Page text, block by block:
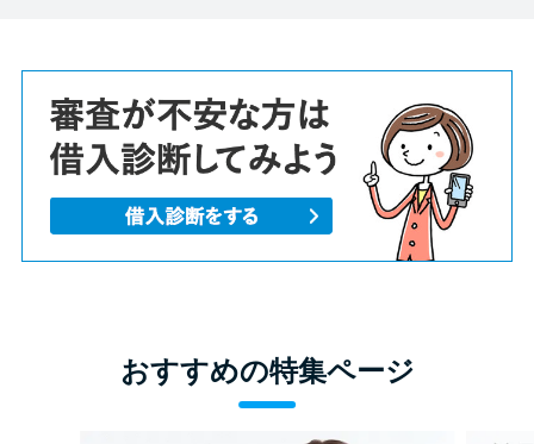
おすすめの特集ページ